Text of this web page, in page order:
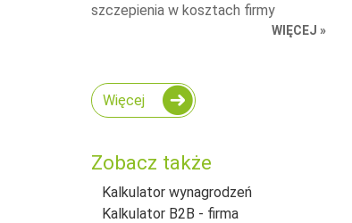
szczepienia w kosztach firmy
WIĘCEJ »
Więcej
Zobacz także
Kalkulator wynagrodzeń
Kalkulator B2B - firma